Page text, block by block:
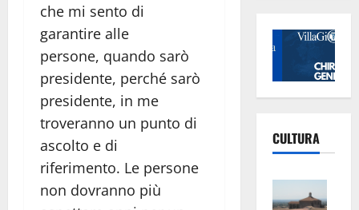
che mi sento di
garantire alle
persone, quando sarò
presidente, perché sarò
presidente, in me
troveranno un punto di
ascolto e di
riferimento. Le persone
non dovranno più
CULTURA